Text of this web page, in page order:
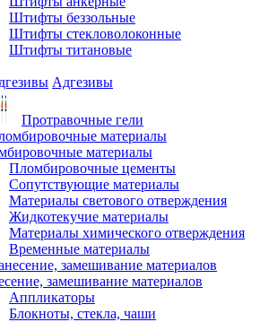
Штифты беззольные
Штифты стекловолоконные
Штифты титановые
Адгезивы
Протравочные гели
материалы
Пломбировочные цементы
Сопутствующие материалы
Материалы светового отверждения
Жидкотекучие материалы
Материалы химического отверждения
Временные материалы
замешивание материалов
Аппликаторы
Блокноты, стекла, чаши